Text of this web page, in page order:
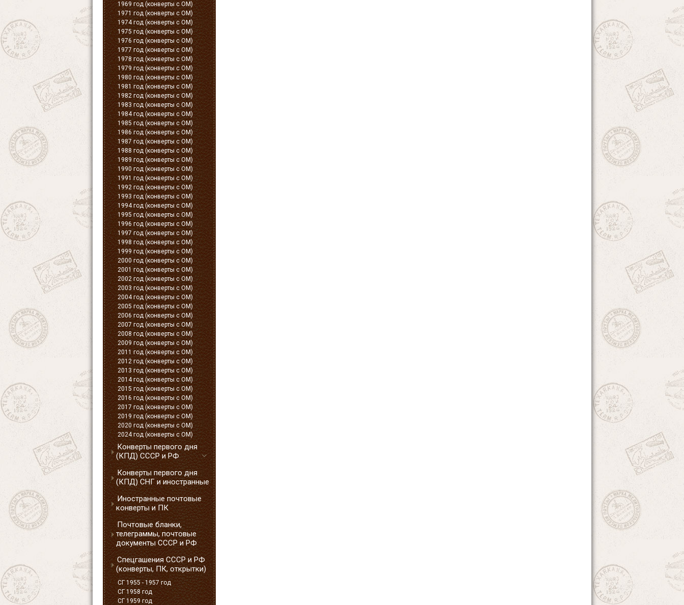
1969 год (конверты с ОМ)
1971 год (конверты с ОМ)
1974 год (конверты с ОМ)
1975 год (конверты с ОМ)
1976 год (конверты с ОМ)
1977 год (конверты с ОМ)
1978 год (конверты с ОМ)
1979 год (конверты с ОМ)
1980 год (конверты с ОМ)
1981 год (конверты с ОМ)
1982 год (конверты с ОМ)
1983 год (конверты с ОМ)
1984 год (конверты с ОМ)
1985 год (конверты с ОМ)
1986 год (конверты с ОМ)
1987 год (конверты с ОМ)
1988 год (конверты с ОМ)
1989 год (конверты с ОМ)
1990 год (конверты с ОМ)
1991 год (конверты с ОМ)
1992 год (конверты с ОМ)
1993 год (конверты с ОМ)
1994 год (конверты с ОМ)
1995 год (конверты с ОМ)
1996 год (конверты с ОМ)
1997 год (конверты с ОМ)
1998 год (конверты с ОМ)
1999 год (конверты с ОМ)
2000 год (конверты с ОМ)
2001 год (конверты с ОМ)
2002 год (конверты с ОМ)
2003 год (конверты с ОМ)
2004 год (конверты с ОМ)
2005 год (конверты с ОМ)
2006 год (конверты с ОМ)
2007 год (конверты с ОМ)
2008 год (конверты с ОМ)
2009 год (конверты с ОМ)
2011 год (конверты с ОМ)
2012 год (конверты с ОМ)
2013 год (конверты с ОМ)
2014 год (конверты с ОМ)
2015 год (конверты с ОМ)
2016 год (конверты с ОМ)
2017 год (конверты с ОМ)
2019 год (конверты с ОМ)
2020 год (конверты с ОМ)
2024 год (конверты с ОМ)
Конверты первого дня
(КПД) СССР и РФ
Конверты первого дня
(КПД) СНГ и иностранные
Иностранные почтовые
конверты и ПК
Почтовые бланки,
телеграммы, почтовые
документы СССР и РФ
Спецгашения СССР и РФ
(конверты, ПК, открытки)
СГ 1955 - 1957 год
СГ 1958 год
СГ 1959 год